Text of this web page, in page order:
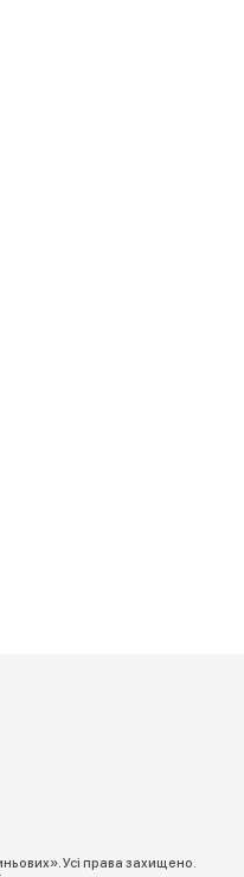
Усі права захищено.